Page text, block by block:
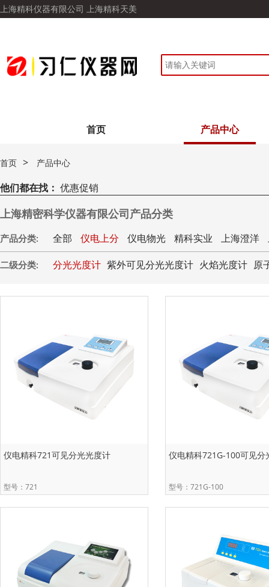
上海精科仪器有限公司 上海精科天美
首页 产品中心
首页 > 产品中心
他们都在找： 优惠促销
上海精密科学仪器有限公司产品分类
产品分类: 全部 仪电上分 仪电物光 精科实业 上海澄洋
二级分类: 分光光度计 紫外可见分光光度计 火焰光度计 原
仪电精科721可见分光光度计
型号：721
仪电精科721G-100可见分
型号：721G-100